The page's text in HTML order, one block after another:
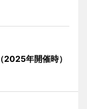
2025年開催時）